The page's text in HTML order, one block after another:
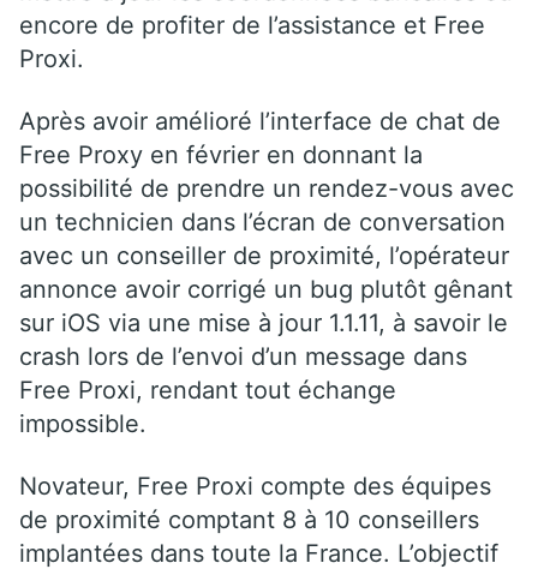
encore de profiter de l’assistance et Free
Proxi.
Après avoir amélioré l’interface de chat de
Free Proxy en février en donnant la
possibilité de prendre un rendez-vous avec
un technicien dans l’écran de conversation
avec un conseiller de proximité, l’opérateur
annonce avoir corrigé un bug plutôt gênant
sur iOS via une mise à jour 1.1.11, à savoir le
crash lors de l’envoi d’un message dans
Free Proxi, rendant tout échange
impossible.
Novateur, Free Proxi compte des équipes
de proximité comptant 8 à 10 conseillers
implantées dans toute la France. L’objectif